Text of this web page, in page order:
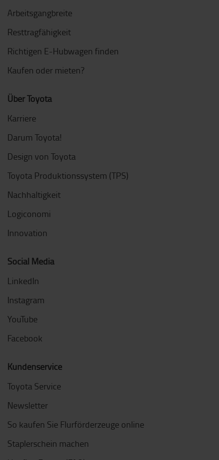
Arbeitsgangbreite
Resttragfähigkeit
Richtigen E-Hubwagen finden
Kaufen oder mieten?
Über Toyota
Karriere
Darum Toyota!
Design von Toyota
Toyota Produktionssystem (TPS)
Nachhaltigkeit
Logiconomi
Innovation
Social Media
LinkedIn
Instagram
YouTube
Facebook
Kundenservice
Toyota Service
Newsletter
So kaufen Sie Flurförderzeuge online
Staplerschein machen